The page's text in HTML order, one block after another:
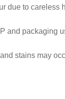
due to
and packaging
stains may